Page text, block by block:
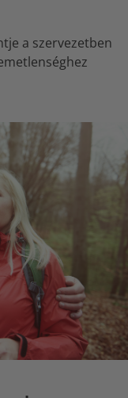
a szervezetben